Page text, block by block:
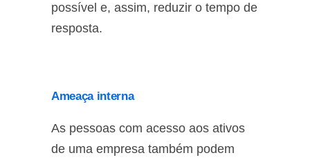
possível e, assim, reduzir o tempo de
resposta.
Ameaça interna
As pessoas com acesso aos ativos
de uma empresa também podem